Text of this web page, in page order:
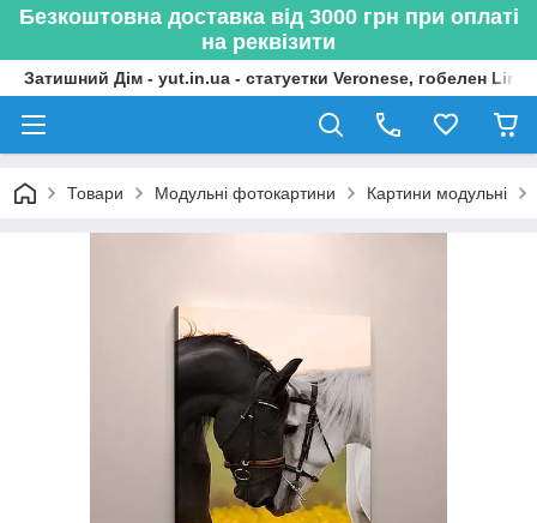
Безкоштовна доставка від 3000 грн при оплаті
на реквізити
Затишний Дім - yut.in.ua - статуетки Veronese, гобелен
Товари Модульні фотокартини Картини модульні